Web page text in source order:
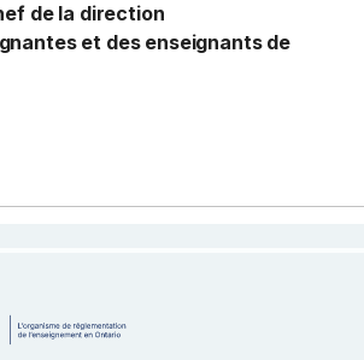
de la direction
et des enseignants de